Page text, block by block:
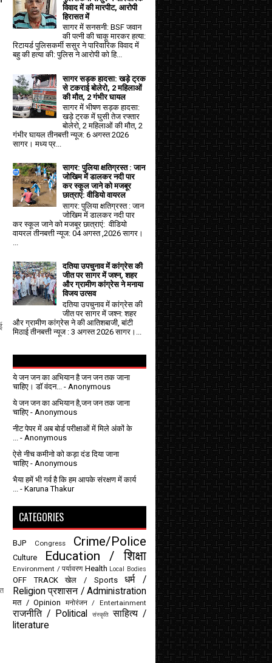
विवाद में की मारपीट, आरोपी
हिरासत में
सागर में सनसनी: BSF जवान
की पत्नी की चाकू मारकर हत्या:
रिटायर्ड पुलिसकर्मी ससुर ने पारिवारिक विवाद में
बहु की हत्या की: पुलिस ने आरोपी को हि...
सागर सड़क हादसा: खड़े ट्रक
से टकराई बोलेरो, 2 महिलाओं
की मौत, 2 गंभीर घायल
सागर में भीषण सड़क हादसा:
खड़े ट्रक में घुसी तेज रफ्तार
बोलेरो, 2 महिलाओं की मौत, 2
गंभीर घायल तीनबत्ती न्यूज: 6 अगस्त 2026
सागर। मध्य प्र...
सागर: पुलिया क्षतिग्रस्त : जान
जोखिम में डालकर नदी पार
कर स्कूल जाने को मजबूर
छात्राएं: वीडियो वायरल
सागर: पुलिया क्षतिग्रस्त : जान
जोखिम में डालकर नदी पार
कर स्कूल जाने को मजबूर छात्राएं: वीडियो
वायरल तीनबत्ती न्यूज: 04 अगस्त ,2026 सागर।
...
दतिया उपचुनाव में कांग्रेस की
जीत पर सागर में जश्न, शहर
और ग्रामीण कांग्रेस ने मनाया
विजय उत्सव
दतिया उपचुनाव में कांग्रेस की
जीत पर सागर में जश्न: शहर
और ग्रामीण कांग्रेस ने की आतिशबाजी, बांटी
मिठाई तीनबत्ती न्यूज : 3 अगस्त 2026 सागर।...
ये जन जन का अभियान है जन जन तक जाना
चाहिए। डॉ वंदन...
- Anonymous
ये जन जन का अभियान है,जन जन तक जाना
चाहिए - Anonymous
नीट पेपर में अब बोर्ड परीक्षाओं में मिले अंकों के
- Anonymous
ऐसे नीच कमीनो को कड़ा दंड दिया जाना
चाहिए - Anonymous
भैया हमें भी गर्व है कि हम आपके संरक्षण में कार्य
- Karuna Thakur
CATEGORIES
BJP Congress Crime/Police
Culture Education / शिक्षा
Environment / पर्यावरण Health Local Bodies
OFF TRACK खेल / Sports
धर्म /
Religion प्रशासन / Administration
मत / Opinion मनोरंजन / Entertainment
राजनीति / Political संस्कृति साहित्य /
literature